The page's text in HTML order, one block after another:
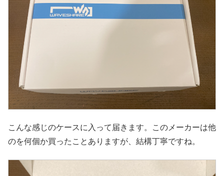
こんな感じのケースに入って届きます。このメーカーは他
のを何個か買ったことありますが、結構丁寧ですね。